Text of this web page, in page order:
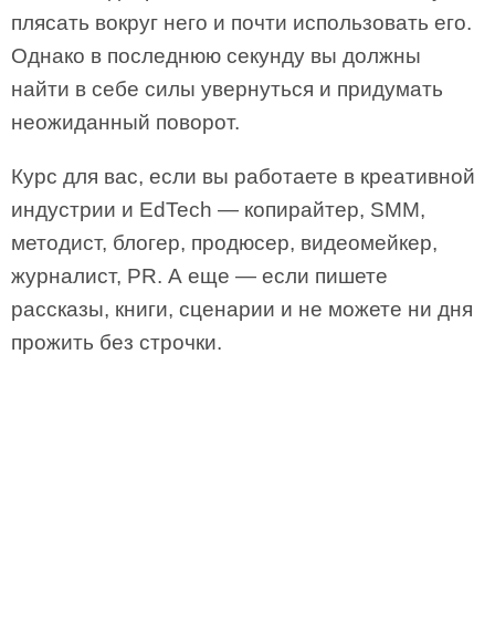
плясать вокруг него и почти использовать его.
Однако в последнюю секунду вы должны
найти в себе силы увернуться и придумать
неожиданный поворот.
Курс для вас, если вы работаете в креативной
индустрии и EdTech — копирайтер, SMM,
методист, блогер, продюсер, видеомейкер,
журналист, PR. А еще — если пишете
рассказы, книги, сценарии и не можете ни дня
прожить без строчки.